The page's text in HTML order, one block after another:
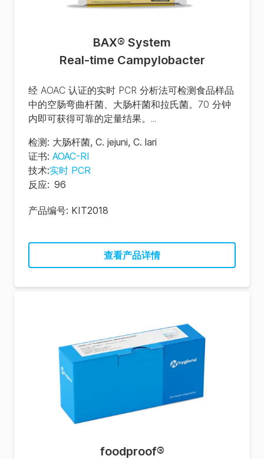
BAX® System
Real-time Campylobacter
经 AOAC 认证的实时 PCR 分析法可检测食品样品
中的空肠弯曲杆菌、大肠杆菌和拉氏菌。70 分钟
内即可获得可靠的定量结果。...
检测 : 大肠杆菌, C. jejuni, C. lari
证书: AOAC-RI
技术:实时 PCR
反应: 96
产品编号: KIT2018
查看产品详情
foodproof®